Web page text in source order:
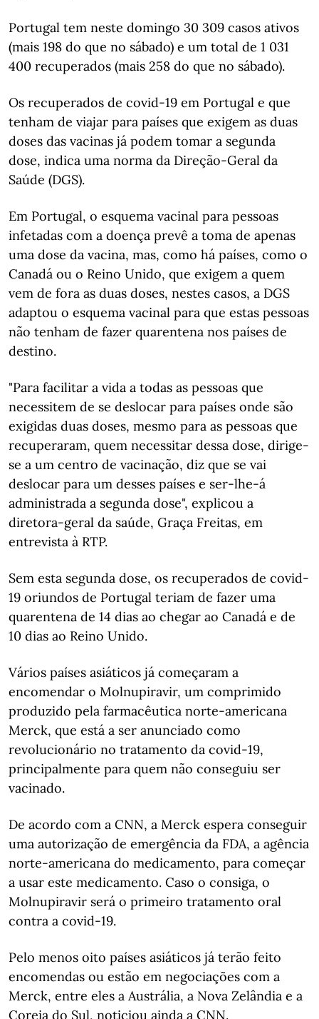
Portugal tem neste domingo 30 309 casos ativos
(mais 198 do que no sábado) e um total de 1 031
400 recuperados (mais 258 do que no sábado).
Os recuperados de covid-19 em Portugal e que
tenham de viajar para países que exigem as duas
doses das vacinas já podem tomar a segunda
dose, indica uma norma da Direção-Geral da
Saúde (DGS).
Em Portugal, o esquema vacinal para pessoas
infetadas com a doença prevê a toma de apenas
uma dose da vacina, mas, como há países, como o
Canadá ou o Reino Unido, que exigem a quem
vem de fora as duas doses, nestes casos, a DGS
adaptou o esquema vacinal para que estas pessoas
não tenham de fazer quarentena nos países de
destino.
"Para facilitar a vida a todas as pessoas que
necessitem de se deslocar para países onde são
exigidas duas doses, mesmo para as pessoas que
recuperaram, quem necessitar dessa dose, dirige-
se a um centro de vacinação, diz que se vai
deslocar para um desses países e ser-lhe-á
administrada a segunda dose", explicou a
diretora-geral da saúde, Graça Freitas, em
entrevista à RTP.
Sem esta segunda dose, os recuperados de covid-
19 oriundos de Portugal teriam de fazer uma
quarentena de 14 dias ao chegar ao Canadá e de
10 dias ao Reino Unido.
Vários países asiáticos já começaram a
encomendar o Molnupiravir, um comprimido
produzido pela farmacêutica norte-americana
Merck, que está a ser anunciado como
revolucionário no tratamento da covid-19,
principalmente para quem não conseguiu ser
vacinado.
De acordo com a CNN, a Merck espera conseguir
uma autorização de emergência da FDA, a agência
norte-americana do medicamento, para começar
a usar este medicamento. Caso o consiga, o
Molnupiravir será o primeiro tratamento oral
contra a covid-19.
Pelo menos oito países asiáticos já terão feito
encomendas ou estão em negociações com a
Merck, entre eles a Austrália, a Nova Zelândia e a
Coreia do Sul, noticiou ainda a CNN.